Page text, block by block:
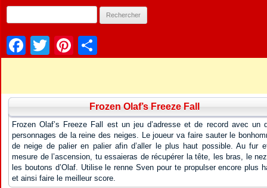
Facebook
TwitterPinterest
Frozen Olaf’s Freeze Fall
Frozen Olaf’s Freeze Fall est un jeu d’adresse et de record avec un
personnages de la reine des neiges. Le joueur va faire sauter le
de neige de palier en palier afin d’aller le plus haut possible. Au fur
mesure de l’ascension, tu essaieras de récupérer la tête, les bras, le
les boutons d’Olaf. Utilise le renne Sven pour te propulser encore plus
et ainsi faire le meilleur score.